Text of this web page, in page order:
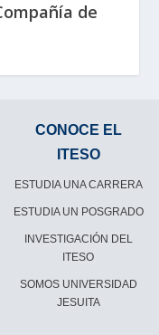
de
CONOCE EL
ITESO
ESTUDIA UNA CARRERA
ESTUDIA UN POSGRADO
INVESTIGACIÓN DEL
ITESO
SOMOS UNIVERSIDAD
JESUITA